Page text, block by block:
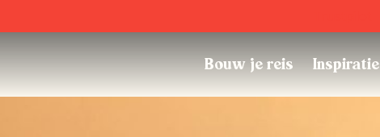
Bouw je reis Inspiratie